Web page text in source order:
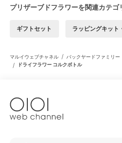
プリザーブドフラワーを関連カテゴ
ギフトセット ラッピングキット
マルイウェブチャネル / バックヤードファミリー
/ ドライフラワー コルクボトル